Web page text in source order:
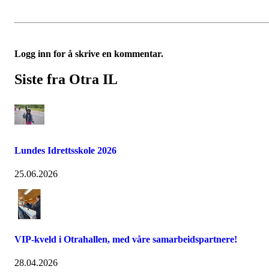
Logg inn for å skrive en kommentar.
Siste fra Otra IL
Lundes Idrettsskole 2026
25.06.2026
VIP-kveld i Otrahallen, med våre samarbeidspartnere!
28.04.2026